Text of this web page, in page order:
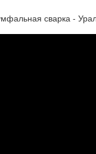
сварка -